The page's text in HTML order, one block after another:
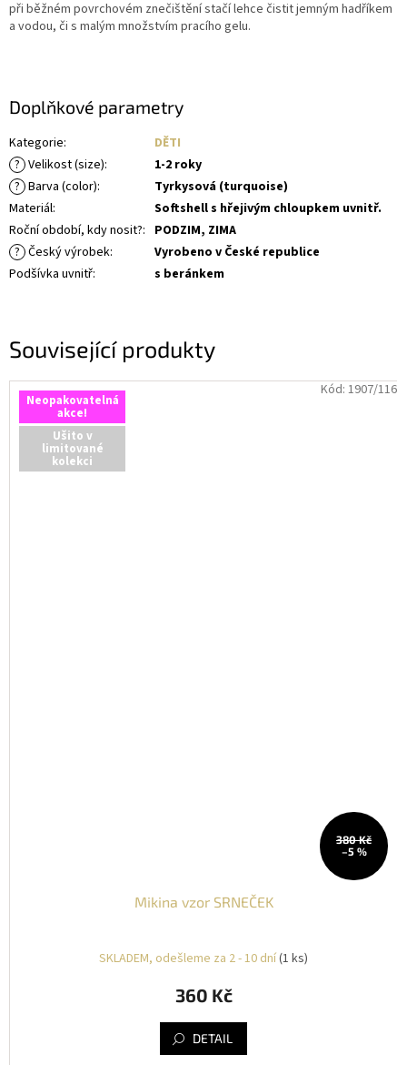
Související produkty
Neopakovatelná
akce!
Ušito v
limitované
kolekci
380 Kč
–5 %
Mikina vzor SRNEČEK
SKLADEM, odešleme za 2 - 10 dní(1 ks)
360 Kč
DETAIL
Kód: 1907/116
při běžném povrchovém znečištění stačí lehce čistit jemným hadříkem
a vodou, či s malým množstvím pracího gelu.
Doplňkové parametry
Kategorie:
DĚTI
? Velikost (size):
1-2 roky
? Barva (color):
Tyrkysová (turquoise)
Materiál:
Softshell s hřejivým chloupkem uvnitř.
Roční období, kdy nosit?: PODZIM, ZIMA
? Český výrobek:
Vyrobeno v České republice
Podšívka uvnitř: s beránkem